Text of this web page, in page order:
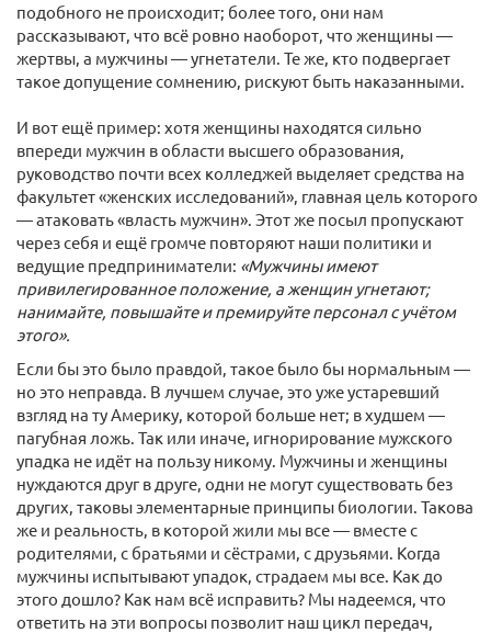
подобного не происходит; более того, они нам
рассказывают, что всё ровно наоборот, что женщины —
жертвы, а мужчины — угнетатели. Те же, кто подвергает
такое допущение сомнению, рискуют быть наказанными.
И вот ещё пример: хотя женщины находятся сильно
впереди мужчин в области высшего образования,
руководство почти всех колледжей выделяет средства на
факультет «женских исследований», главная цель которого
— атаковать «власть мужчин». Этот же посыл пропускают
через себя и ещё громче повторяют наши политики и
ведущие предприниматели: «Мужчины имеют
привилегированное положение, а женщин угнетают;
нанимайте, повышайте и премируйте персонал с учётом
этого».
Если бы это было правдой, такое было бы нормальным —
но это неправда. В лучшем случае, это уже устаревший
взгляд на ту Америку, которой больше нет; в худшем —
пагубная ложь. Так или иначе, игнорирование мужского
упадка не идёт на пользу никому. Мужчины и женщины
нуждаются друг в друге, одни не могут существовать без
других, таковы элементарные принципы биологии. Такова
же и реальность, в которой жили мы все — вместе с
родителями, с братьями и сёстрами, с друзьями. Когда
мужчины испытывают упадок, страдаем мы все. Как до
этого дошло? Как нам всё исправить? Мы надеемся, что
ответить на эти вопросы позволит наш цикл передач,